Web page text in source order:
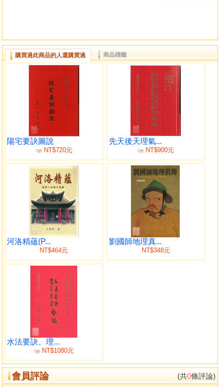
天元五歌發義
古鏡歌發義
陽宅指南發義
得一錄賦 三辨格
七十二葬法
地理四秘全書目錄
形第一函
地理精語
理第二函
氣第三函
辨正補義
數第四函
陽宅玉鏡
首部
徵騐圖考
購買過此商品的人還購買過 商品標籤
陽宅要訣圖說
9折NT$720元
先天後天理氣...
9折 NT$900元
河洛精蘊(P...
NT$464元
劉國師地理真...
NT$348元
水法要訣、理...
9折 NT$1080元
會員評論 (共0條評論)